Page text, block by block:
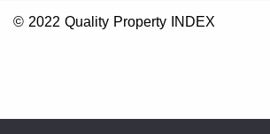
© 2022 Quality Property INDEX